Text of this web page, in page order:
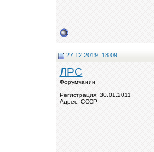
27.12.2019, 18:09
ЛРС
Форумчанин
Регистрация: 30.01.2011
Адрес: СССР